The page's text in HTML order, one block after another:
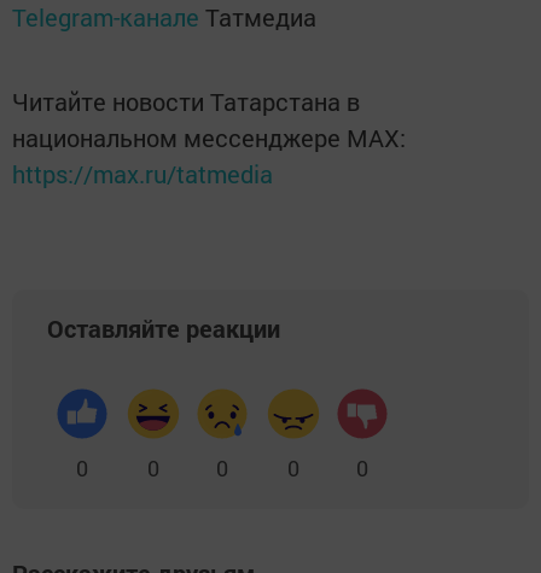
Telegram-канале Татмедиа
Читайте новости Татарстана в
национальном мессенджере MАХ:
https://max.ru/tatmedia
Оставляйте реакции
0 0 0 0 0